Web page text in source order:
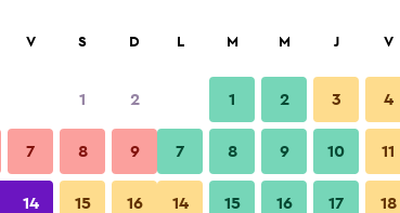
V S D
1 2
7 8 9
14 15 16
L M M J V
1 2 3 4
7 8 9 10 11
14 15 16 17 18